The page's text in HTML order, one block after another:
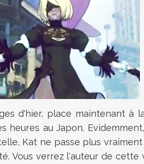
d'hier, place maintenant à
heures au Japon.
Kat ne passe plus
Vous verrez l'auteur de